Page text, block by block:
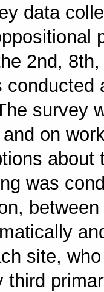
data
2nd,
survey
on
was
site,
third